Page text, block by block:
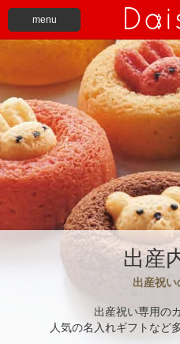
menu
出産
出産祝い
出産祝い専用の
人気の名入れギフトなど